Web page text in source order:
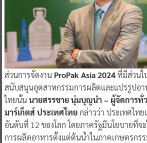
ส่วนการจัดงาน ProPak Asia 2024ที่มีส่วนใ
สนับสนุนอุตสาหกรรมการผลิตและแปรรูปอา
ไทยนั้นนายสรรชาย นุ่มบุญนํา – ผู้จัดการทั่
มาร์เก็ตส์ ประเทศไทยกล่าวว่า ประเทศไท
อันดับที่ 12 ของโลก โดยภาครัฐมีนโยบายที่จ
การผลิตอาหารตั้งแต่ต้นนํ้าในภาคเกษตรกร